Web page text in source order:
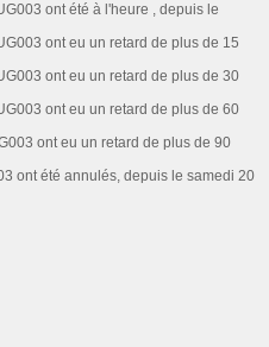
ont été à l'heure , depuis le
ont eu un retard de plus de 15
ont eu un retard de plus de 30
ont eu un retard de plus de 60
ont eu un retard de plus de 90
ont été annulés, depuis le samedi 20